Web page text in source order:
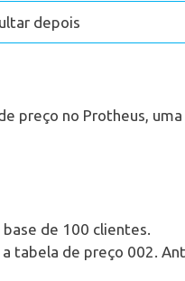
depois
preço no Protheus,
de 100 clientes.
tabela de preço 002.